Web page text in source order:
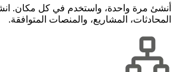
أنشئ مرة واحدة، واستخدم في كل مكان.
المحادثات، المشاريع، والمنصات المتوافقة.